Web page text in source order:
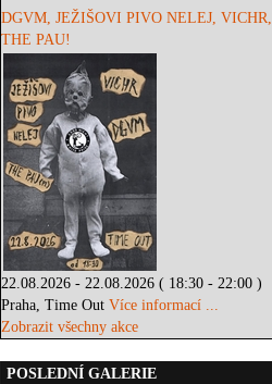
DGVM, JEŽIŠOVI PIVO NELEJ, VICHR,
THE PAU!
22.08.2026 - 22.08.2026 ( 18:30 - 22:00 )
Praha, Time OutVíce informací ...
Zobrazit všechny akce
POSLEDNÍ GALERIE